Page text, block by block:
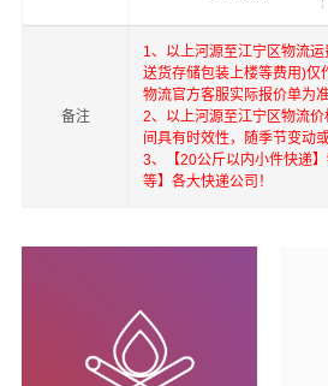
上海，深圳为转运中心，业务覆盖
快运输，航空货运代理，仓储物流
物流，进出口货运代理，并提供上
物打包，门到门运输等物流相关增
率先开通内地至到香港，澳门，
备注
1、以上河源至江宁区物流
送货存储包装上楼等费用)仅
物流官方客服实际报价单为准
2、以上河源至江宁区物流
间具有时效性，随季节变动
3、【20公斤以内小件快递
等】各大快递公司！